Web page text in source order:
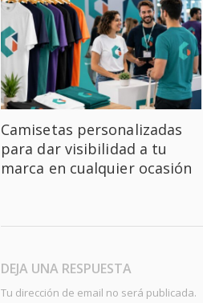
Camisetas personalizadas
para dar visibilidad a tu
marca en cualquier ocasión
DEJA UNA RESPUESTA
Tu dirección de email no será publicada.